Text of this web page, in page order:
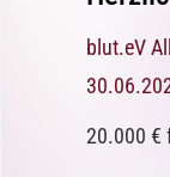
blut.eV
20.000 €